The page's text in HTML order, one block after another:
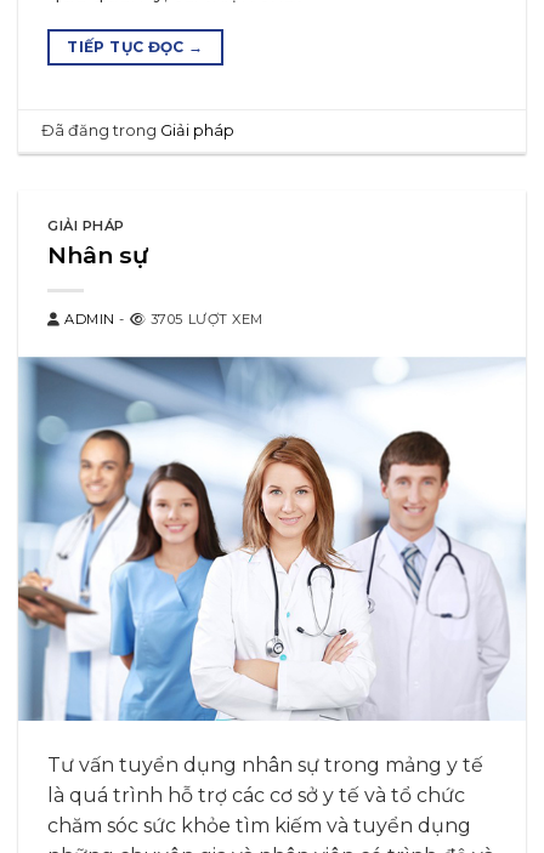
TIẾP TỤC ĐỌC →
Đã đăng trong Giải pháp
GIẢI PHÁP
Nhân sự
ADMIN - 3705 LƯỢT XEM
Tư vấn tuyển dụng nhân sự trong mảng y tế
là quá trình hỗ trợ các cơ sở y tế và tổ chức
chăm sóc sức khỏe tìm kiếm và tuyển dụng